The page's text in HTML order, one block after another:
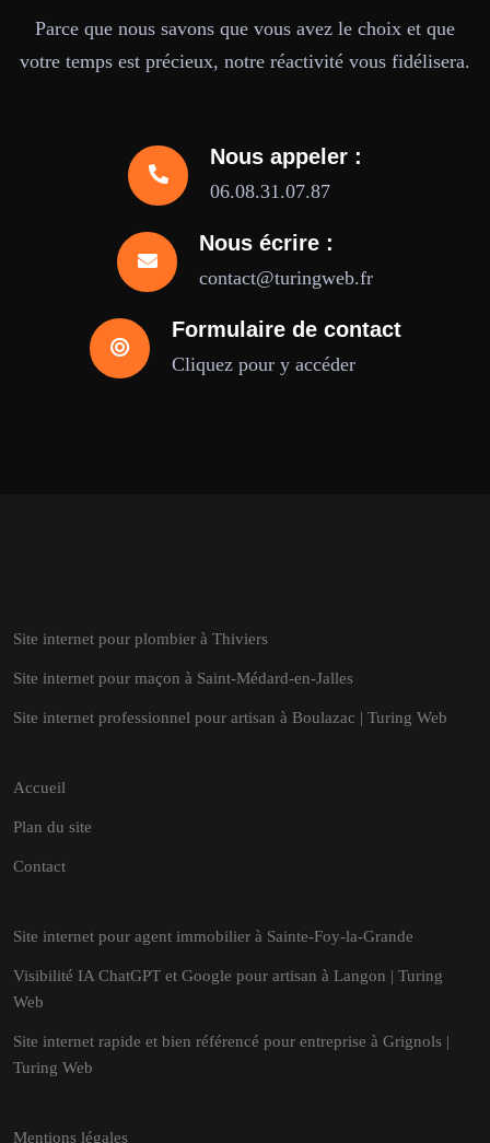
Parce que nous savons que vous avez le choix et que
votre temps est précieux, notre réactivité vous fidélisera.
Nous appeler :
06.08.31.07.87
Nous écrire :
contact@turingweb.fr
Formulaire de contact
Cliquez pour y accéder
Site internet pour plombier à Thiviers
Site internet pour maçon à Saint-Médard-en-Jalles
Site internet professionnel pour artisan à Boulazac | Turing Web
Accueil
Plan du site
Contact
Site internet pour agent immobilier à Sainte-Foy-la-Grande
Visibilité IA ChatGPT et Google pour artisan à Langon | Turing
Web
Site internet rapide et bien référencé pour entreprise à Grignols |
Turing Web
Mentions légales